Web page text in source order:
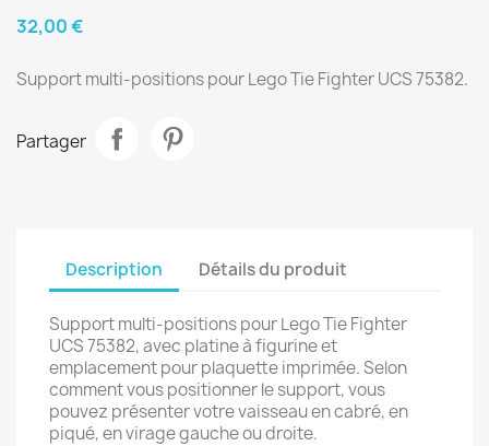
32,00 €
Support multi-positions pour Lego Tie Fighter UCS 75382.
Partager
Description Détails du produit
Support multi-positions pour Lego Tie Fighter
UCS 75382, avec platine à figurine et
emplacement pour plaquette imprimée. Selon
comment vous positionner le support, vous
pouvez présenter votre vaisseau en cabré, en
piqué, en virage gauche ou droite.